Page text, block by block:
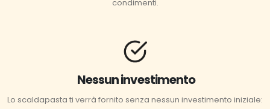
condimenti.
Nessun investimento
Lo scaldapasta ti verrà fornito senza nessun investimento iniziale: